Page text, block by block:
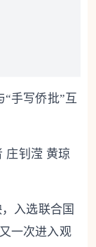
手写侨批”互
庄钊滢 黄琼
入选联合国
一次进入观